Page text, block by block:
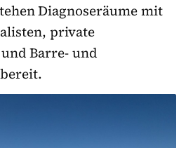
Diagnoseräume mit
private
Barre- und